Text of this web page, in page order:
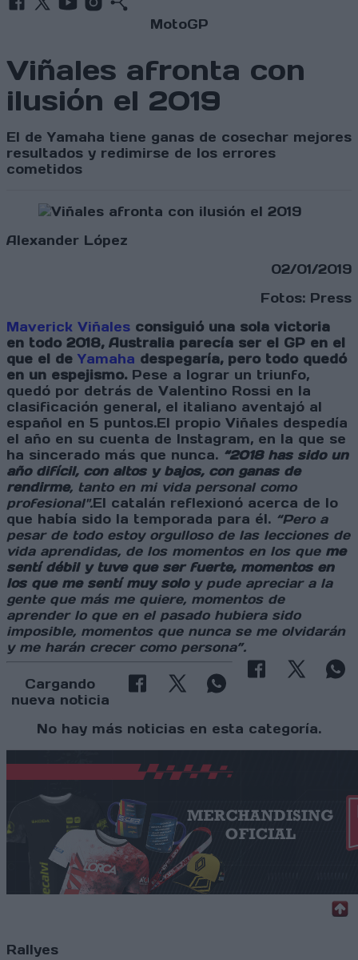
MotoGP
Viñales afronta con
ilusión el 2019
El de Yamaha tiene ganas de cosechar mejores
resultados y redimirse de los errores
cometidos
Alexander López
02/01/2019
Fotos: Press
Maverick Viñales consiguió una sola victoria
en todo 2018, Australia parecía ser el GP en el
que el de Yamaha despegaría, pero todo quedó
en un espejismo. Pese a lograr un triunfo,
quedó por detrás de Valentino Rossi en la
clasificación general, el italiano aventajó al
español en 5 puntos.El propio Viñales despedía
el año en su cuenta de Instagram, en la que se
ha sincerado más que nunca. “2018 has sido un
año difícil, con altos y bajos, con ganas de
rendirme, tanto en mi vida personal como
profesional".El catalán reflexionó acerca de lo
que había sido la temporada para él. “Pero a
pesar de todo estoy orgulloso de las lecciones de
vida aprendidas, de los momentos en los que me
sentí débil y tuve que ser fuerte, momentos en
los que me sentí muy soloy pude apreciar a la
gente que más me quiere, momentos de
aprender lo que en el pasado hubiera sido
imposible, momentos que nunca se me olvidarán
y me harán crecer como persona”.
Cargando
nueva noticia
No hay más noticias en esta categoría.
Rallyes